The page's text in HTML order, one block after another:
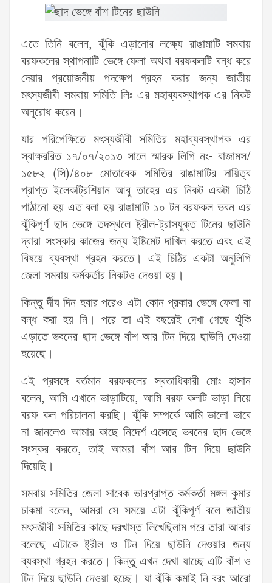
এতে তিনি বলেন, ঝুঁকি এড়ানোর লক্ষ্যে রাঙামাটি সমবায়
বরফকলের স্থাপনাটি ভেঙ্গে ফেলা অথবা বরফকলটি বন্ধ করে
দেয়ার প্রয়োজনীয় পদক্ষেপ গ্রহন করার জন্য জাতীয়
মৎস্যজীবী সমবায় সমিতি লিঃ এর মহাব্যবস্থাপক এর নিকট
অনুরোধ করেন।
যার পরিপেক্ষিতে মৎস্যজীবী সমিতির মহাব্যবস্থাপক এর
স্বাক্ষররিত ১৭/০৭/২০১৩ সালে স্মারক লিপি নং- বাজামস/
১৫৮২ (সি)/৪০৮ মোতাবেক সমিতির রাঙামাটির দায়িত্ব
প্রাপ্ত ইলেকট্রিশিয়ান আবু তাহের এর নিকট একটা চিঠি
পাঠানো হয় এত বলা হয় রাঙামাটি ১০ টন বরফকল ভবন এর
ঝুঁকিপূর্ণ ছাদ ভেঙ্গে তদস্থলে ষ্ট্রীল-ট্রাসযুক্ত টিনের ছাউনি
দ্বারা সংস্কার কাজের জন্য ইষ্টিমেট দাখিল করতে এবং এই
বিষয়ে ব্যবস্থা গ্রহন করতে। এই চিঠির একটা অনুলিপি
জেলা সমবায় কর্মকর্তার নিকটও দেওয়া হয়।
কিন্তু র্দীঘ দিন হবার পরেও এটা কোন প্রকার ভেঙ্গে ফেলা বা
বন্ধ করা হয় নি। পরে তা এই বছরেই দেখা গেছে ঝুঁকি
এড়াতে ভবনের ছাদ ভেঙ্গে বাঁশ আর টিন দিয়ে ছাউনি দেওয়া
হয়েছে।
এই প্রসঙ্গে বর্তমান বরফকলের স্বতাধিকারী মোঃ হাসান
বলেন, আমি এখানে ভাড়াটিয়ে, আমি বরফ কলটি ভাড়া নিয়ে
বরফ কল পরিচালনা করছি। ঝুঁকি সম্পর্কে আমি ভালো ভাবে
না জানলেও আমার কাছে নিদের্শ এসেছে ভবনের ছাদ ভেঙ্গে
সংস্কর করতে, তাই আমরা বাঁশ আর টিন দিয়ে ছাউনি
দিয়েছি।
সমবায় সমিতির জেলা সাবেক ভারপ্রাপ্ত কর্মকর্তা মঙ্গল কুমার
চাকমা বলেন, আমরা সে সময়ে এটা ঝুঁকিপূর্ণ বলে জাতীয়
মৎসজীবী সমিতির কাছে দরখাস্ত লিখেছিলাম পরে তারা আবার
বলেছে এটাকে ষ্ট্রীল ও টিন দিয়ে ছাউনি দেওয়ার জন্য
ব্যবস্থা গ্রহন করতে। কিন্তু এখন দেখা যাচ্ছে এটি বাঁশ ও
টিন দিয়ে ছাউনি দেওয়া হচ্ছে। যা ঝুঁকি কমাই নি বরং আরো